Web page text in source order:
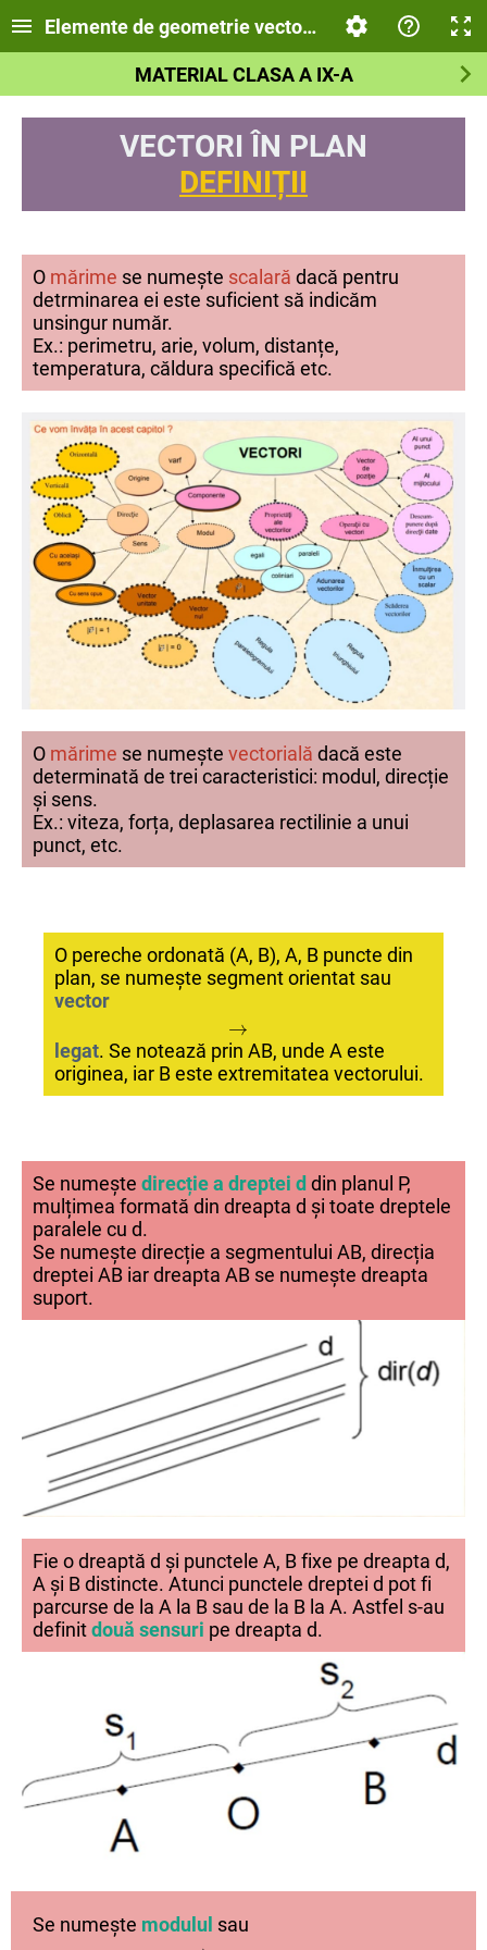
Elemente de geometrie vectorială
MATERIAL CLASA A IX-A
VECTORI ÎN PLAN
DEFINIȚII
O mărime se numește scalară dacă pentru
detrminarea ei este suficient să indicăm
unsingur număr.
Ex.: perimetru, arie, volum, distanțe,
temperatura, căldura specifică etc.
O mărime se numește vectorială dacă este
determinată de trei caracteristici: modul, direcție
și sens.
Ex.: viteza, forța, deplasarea rectilinie a unui
punct, etc.
O pereche ordonată (A, B), A, B puncte din
plan, se numește segment orientat sau
vector
→
→
→
legat. Se notează prin AB, unde A este
originea, iar B este extremitatea vectorului.
Se numește direcție a dreptei d din planul P,
mulțimea formată din dreapta d și toate dreptele
paralele cu d.
Se numește direcție a segmentului AB, direcția
dreptei AB iar dreapta AB se numește dreapta
suport.
Fie o dreaptă d și punctele A, B fixe pe dreapta d,
A și B distincte. Atunci punctele dreptei d pot fi
parcurse de la A la B sau de la B la A. Astfel s-au
definitdouă sensuri pe dreapta d.
Se numește modulul sau